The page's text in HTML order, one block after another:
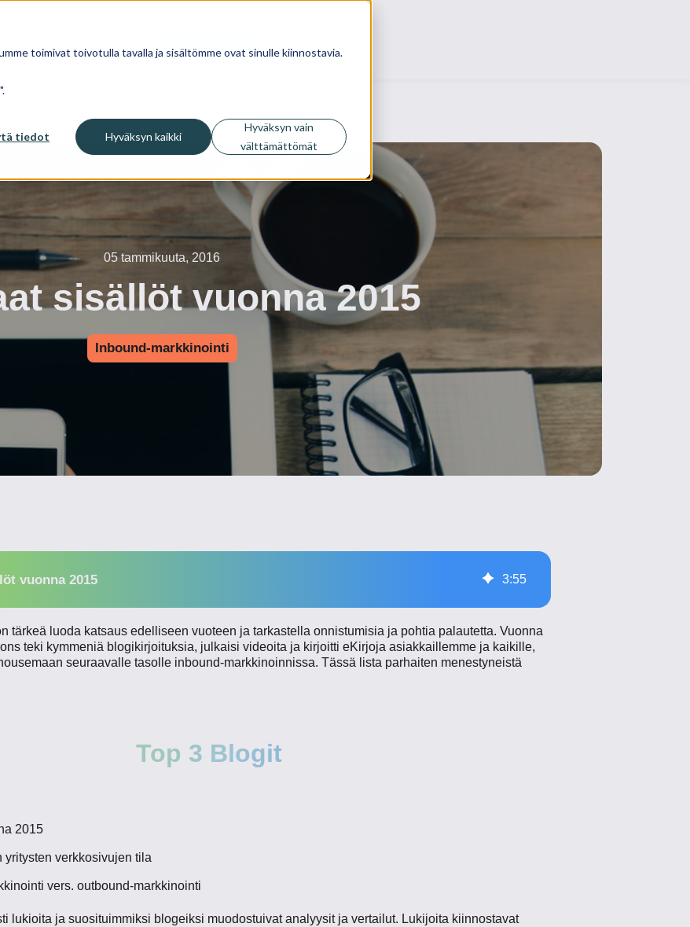
toimivat toivotulla tavalla ja sisältömme ovat sinulle kiinnostavia.
tiedot Hyväksyn kaikki
Hyväksyn vain
välttämättömät
05 tammikuuta, 2016
sisällöt vuonna 2015
Inbound-markkinointi
vuonna 2015 3:55
tärkeä luoda katsaus edelliseen vuoteen ja tarkastella onnistumisia ja pohtia palautetta. Vuonna
teki kymmeniä blogikirjoituksia, julkaisi videoita ja kirjoitti eKirjoja asiakkaillemme ja kaikille,
seuraavalle tasolle inbound-markkinoinnissa. Tässä lista parhaiten menestyneistä
Top 3 Blogit
2015
verkkosivujen tila
vers. outbound-markkinointi
lukioita ja suosituimmiksi blogeiksi muodostuivat analyysit ja vertailut. Lukijoita kiinnostavat